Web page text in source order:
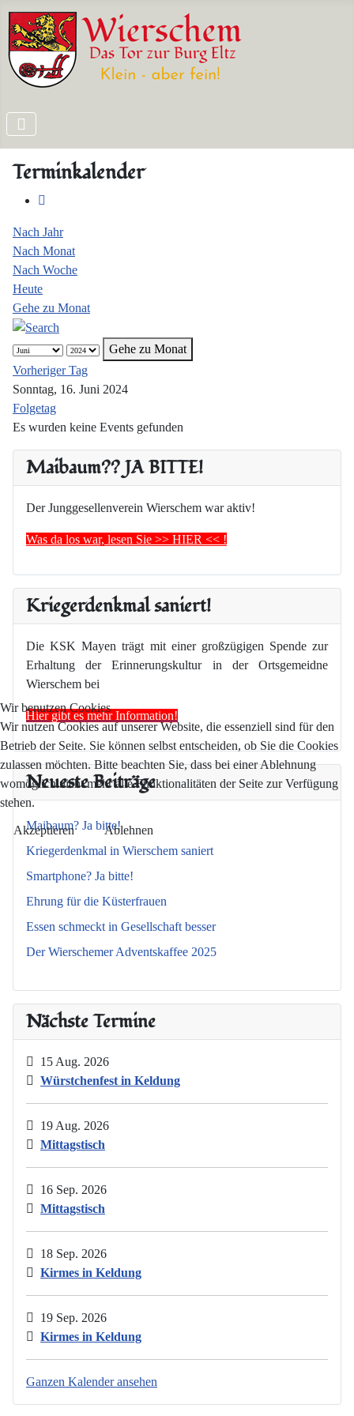
Maibaum?? JA BITTE!
Der Junggesellenverein Wierschem war aktiv!
Was da los war, lesen Sie >> HIER << !
Kriegerdenkmal saniert!
Die KSK Mayen trägt mit einer großzügigen Spende zur
Erhaltung der Erinnerungskultur in der Ortsgemeidne
Wierschem bei
Hier gibt es mehr Information!
Neueste Beiträge
Maibaum? Ja bitte!
Kriegerdenkmal in Wierschem saniert
Smartphone? Ja bitte!
Ehrung für die Küsterfrauen
Essen schmeckt in Gesellschaft besser
Der Wierschemer Adventskaffee 2025
Nächste Termine
15 Aug. 2026
Würstchenfest in Keldung
19 Aug. 2026
Mittagstisch
16 Sep. 2026
Mittagstisch
18 Sep. 2026
Kirmes in Keldung
19 Sep. 2026
Kirmes in Keldung
Ganzen Kalender ansehen
Terminkalender
Nach Jahr
Nach Monat
Nach Woche
Heute
Gehe zu Monat
Gehe zu Monat
Vorheriger Tag
Sonntag, 16. Juni 2024
Folgetag
Es wurden keine Events gefunden
Wir benutzen Cookies
Wir nutzen Cookies auf unserer Website, die essenziell sind für den
Betrieb der Seite. Sie können selbst entscheiden, ob Sie die Cookies
zulassen möchten. Bitte beachten Sie, dass bei einer Ablehnung
womöglich nicht mehr alle Funktionalitäten der Seite zur Verfügung
stehen.
Akzeptieren Ablehnen